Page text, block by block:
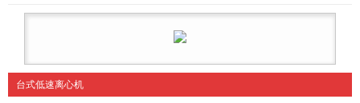
台式低速离心机